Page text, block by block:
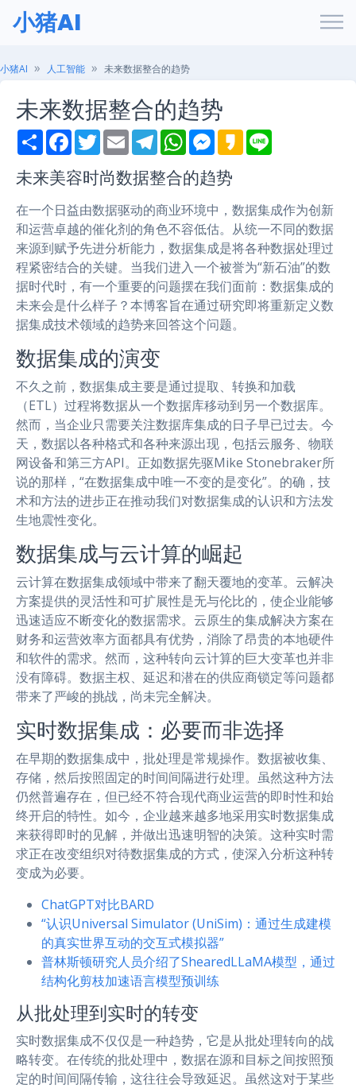
小猪AI
小猪AI 人工智能 未来数据整合的趋势
未来数据整合的趋势
S
h
r
e
F
a
e
b
o
k
T
w
t
t
r
E
m
i
l
T
e
e
g
r
a
m
W
h
t
s
p
p
M
e
s
e
g
e
r
K
a
未来美容时尚数据整合的趋势
在一个日益由数据驱动的商业环境中，数据集成作为创新
和运营卓越的催化剂的角色不容低估。从统一不同的数据
来源到赋予先进分析能力，数据集成是将各种数据处理过
程紧密结合的关键。当我们进入一个被誉为“新石油”的数
据时代时，有一个重要的问题摆在我们面前：数据集成的
未来会是什么样子？本博客旨在通过研究即将重新定义数
据集成技术领域的趋势来回答这个问题。
数据集成的演变
不久之前，数据集成主要是通过提取、转换和加载
（ETL）过程将数据从一个数据库移动到另一个数据库。
然而，当企业只需要关注数据库集成的日子早已过去。今
天，数据以各种格式和各种来源出现，包括云服务、物联
网设备和第三方API。正如数据先驱Mike Stonebraker所
说的那样，“在数据集成中唯一不变的是变化”。的确，技
术和方法的进步正在推动我们对数据集成的认识和方法发
生地震性变化。
数据集成与云计算的崛起
云计算在数据集成领域中带来了翻天覆地的变革。云解决
方案提供的灵活性和可扩展性是无与伦比的，使企业能够
迅速适应不断变化的数据需求。云原生的集成解决方案在
财务和运营效率方面都具有优势，消除了昂贵的本地硬件
和软件的需求。然而，这种转向云计算的巨大变革也并非
没有障碍。数据主权、延迟和潜在的供应商锁定等问题都
带来了严峻的挑战，尚未完全解决。
实时数据集成：必要而非选择
在早期的数据集成中，批处理是常规操作。数据被收集、
存储，然后按照固定的时间间隔进行处理。虽然这种方法
仍然普遍存在，但已经不符合现代商业运营的即时性和始
终开启的特性。如今，企业越来越多地采用实时数据集成
来获得即时的见解，并做出迅速明智的决策。这种实时需
求正在改变组织对待数据集成的方式，使深入分析这种转
变成为必要。
ChatGPT对比BARD
“认识Universal Simulator (UniSim)：通过生成建模
的真实世界互动的交互式模拟器”
普林斯顿研究人员介绍了ShearedLLaMA模型，通过
结构化剪枝加速语言模型预训练
从批处理到实时的转变
实时数据集成不仅仅是一种趋势，它是从批处理转向的战
略转变。在传统的批处理中，数据在源和目标之间按照预
定的时间间隔传输，这往往会导致延迟。虽然这对于某些